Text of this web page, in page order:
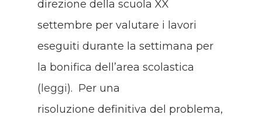
direzione della scuola XX
settembre per valutare i lavori
eseguiti durante la settimana per
la bonifica dell’area scolastica
( leggi). Per una
risoluzione definitiva del problema,